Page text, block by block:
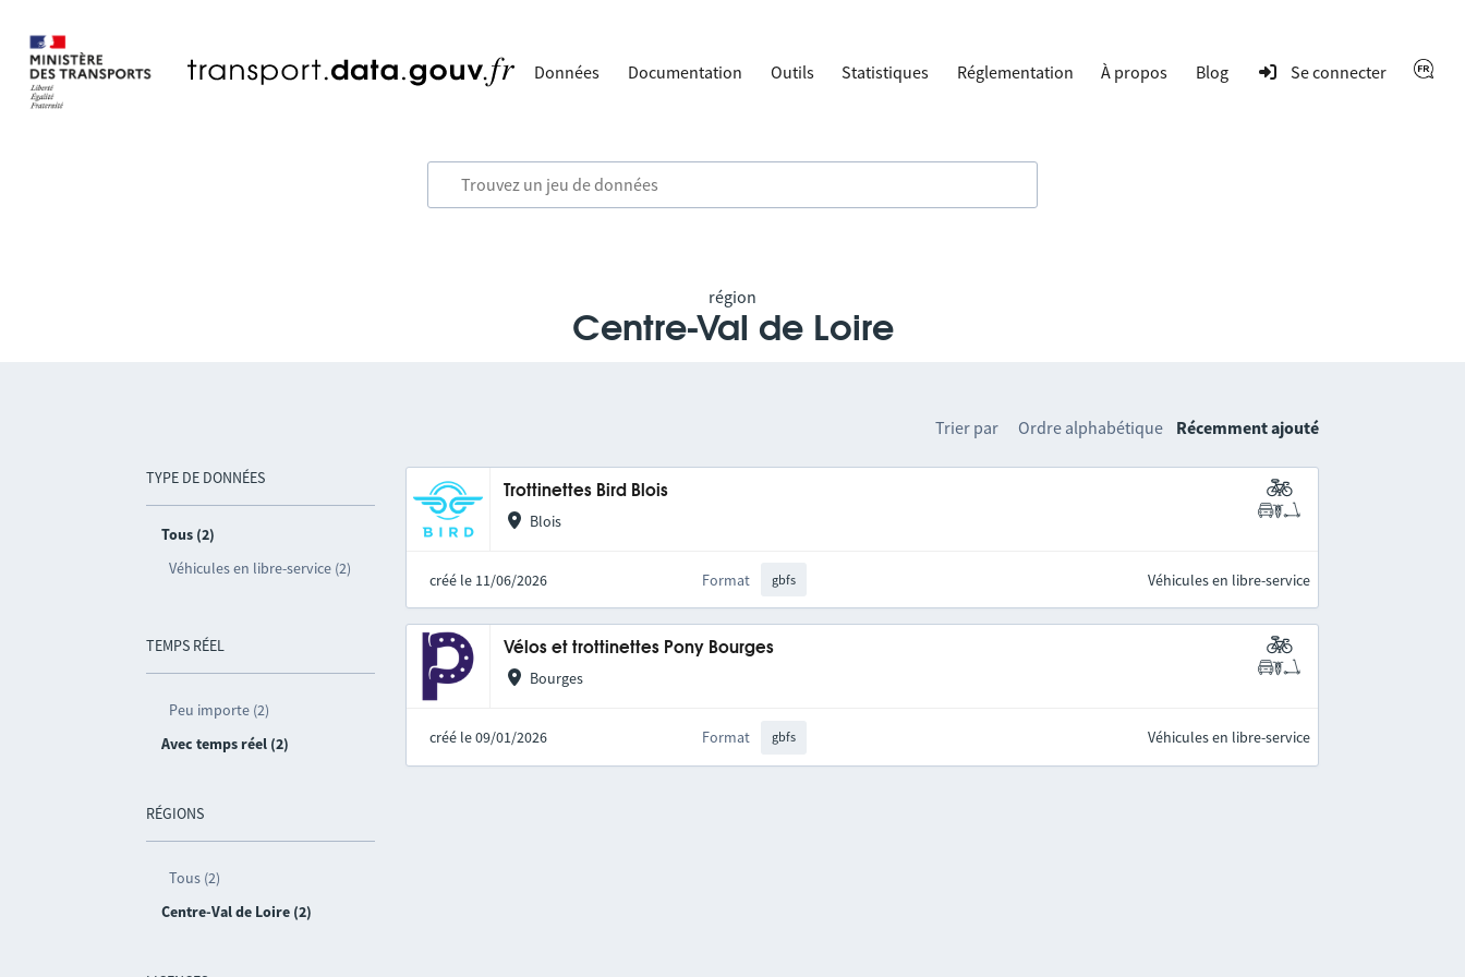
Données Documentation Outils Statistiques Réglementation À propos Blog Se connecter
région
Centre-Val de Loire
TYPE DE DONNÉES
Tous (2)
Véhicules en libre-service (2)
TEMPS RÉEL
Peu importe (2)
Avec temps réel (2)
RÉGIONS
Tous (2)
Centre-Val de Loire (2)
Trier par Ordre alphabétique Récemment ajouté
Trottinettes Bird Blois
Blois
créé le 11/06/2026 Format gbfs Véhicules en libre-service
Vélos et trottinettes Pony Bourges
Bourges
créé le 09/01/2026 Format gbfs Véhicules en libre-service